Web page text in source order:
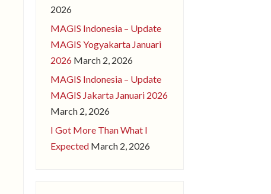
2026
MAGIS Indonesia – Update
MAGIS Yogyakarta Januari
2026 March 2, 2026
MAGIS Indonesia – Update
MAGIS Jakarta Januari 2026
March 2, 2026
I Got More Than What I
Expected March 2, 2026